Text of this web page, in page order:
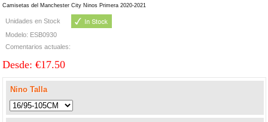
Camisetas del Manchester City Ninos Primera 2020-2021
Unidades en Stock
Modelo: ESB0930
Comentarios actuales:
Desde: €17.50
Nino Talla